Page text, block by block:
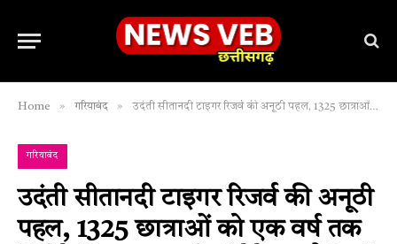
Home » गरियाबंद » उदंती सीतानदी टाइगर रिजर्व की अनूठी पहल, 1325 छात्राओं को एक वर्ष तक मिलेंगे निःशुल्क बायो-डीग्रेडेबल सैनिटरी नैपकिन
गरियाबंद
उदंती सीतानदी टाइगर रिजर्व की अनूठी
पहल, 1325 छात्राओं को एक वर्ष तक